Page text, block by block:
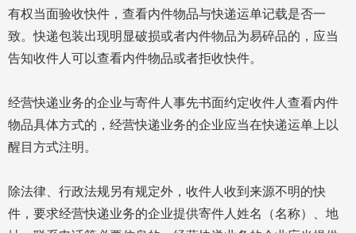
有权当面验收快件，查看内件物品与快递运单记载是否一
致。快递包装出现明显破损或者内件物品为易碎品的，应当
告知收件人可以查看内件物品或者拒收快件。
经营快递业务的企业与寄件人事先书面约定收件人查看内件
物品具体方式的，经营快递业务的企业应当在快递运单上以
醒目方式注明。
除法律、行政法规另有规定外，收件人收到来源不明的快
件，要求经营快递业务的企业提供寄件人姓名（名称）、地